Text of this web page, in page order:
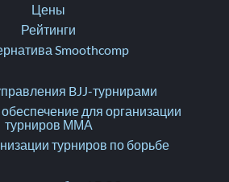
Цены
Рейтинги
Smoothcomp
BJJ-турнирами
для организации
турниров ММА
турниров по борьбе